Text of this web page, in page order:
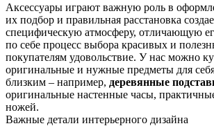
Аксессуары играют важную роль в
их подбор и правильная расстановка
специфическую атмосферу, отличающую
по себе процесс выбора красивых и
покупателям удовольствие. У нас можно
оригинальные и нужные предметы для
близким – например, деревянные
оригинальные настенные часы,
ножей.
Важные детали интерьерного дизайна